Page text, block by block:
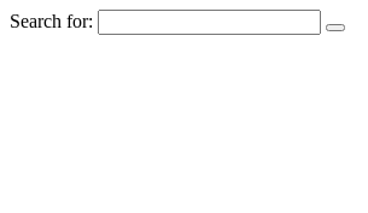
Search for: